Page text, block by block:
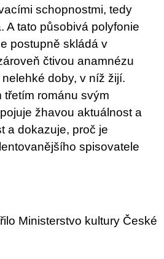
schopnostmi, tedy
A tato působivá polyfonie
postupně skládá v
čtivou anamnézu
doby, v níž žijí.
třetím románu svým
žhavou aktuálnost a
a dokazuje, proč je
spisovatele
Ministerstvo kultury České